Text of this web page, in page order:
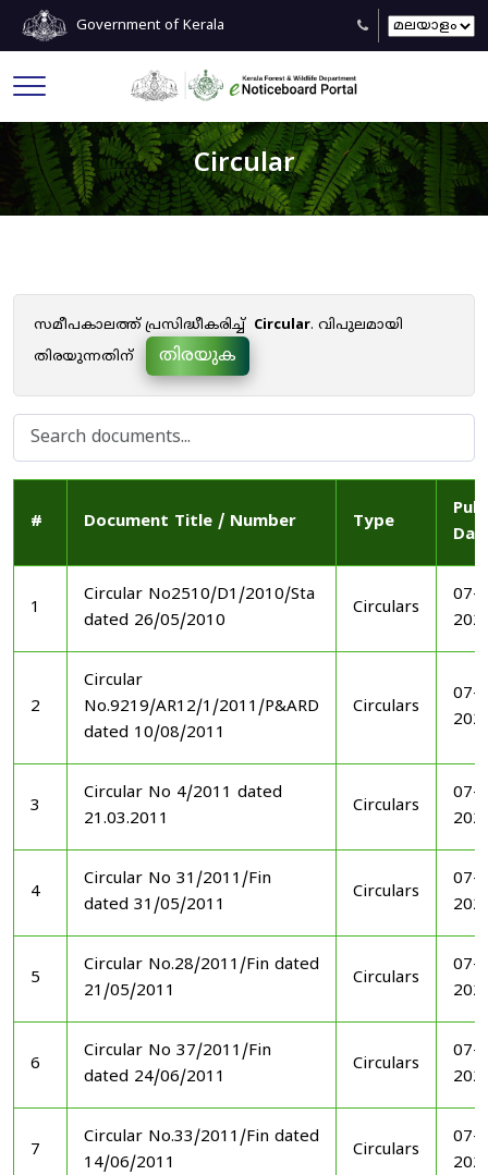
Government of Kerala
Circular
സമീപകാലത്ത് പ്രസിദ്ധീകരിച്ച് Circular. വിപുലമായി
തിരയുന്നതിന്
തിരയുക
# Document Title / Number Type
1
Circular No2510/D1/2010/Sta
dated 26/05/2010
Circulars
07-
2
Circular
No.9219/AR12/1/2011/P&ARD
dated 10/08/2011
Circulars
07-
3
Circular No 4/2011 dated
21.03.2011
Circulars
07-
4
Circular No 31/2011/Fin
dated 31/05/2011
Circulars
07-
5
Circular No.28/2011/Fin dated
21/05/2011
Circulars
07-
6
Circular No 37/2011/Fin
dated 24/06/2011
Circulars
07-
7
Circular No.33/2011/Fin dated
14/06/2011
Circulars
07-